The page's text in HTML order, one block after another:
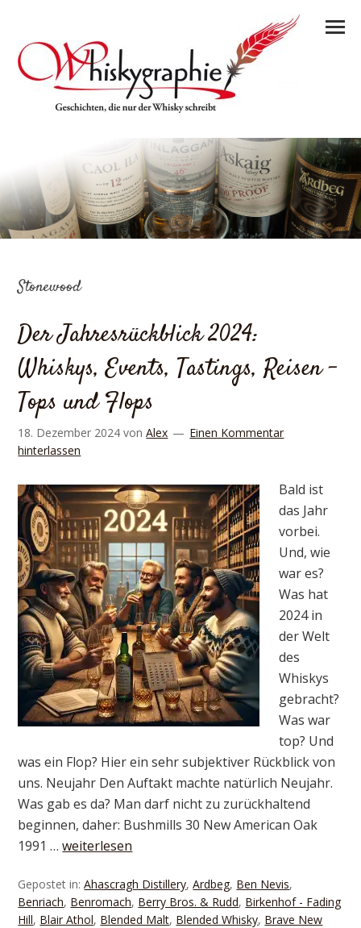
Stonewood
Der Jahresrückblick 2024:
Whiskys, Events, Tastings, Reisen –
Tops und Flops
18. Dezember 2024 vonAlex
Einen Kommentar
hinterlassen
Bald ist
das Jahr
vorbei.
Und, wie
war es?
Was hat
2024 in
der Welt
des
Whiskys
gebracht?
Was war
top? Und
was ein Flop? Hier ein sehr subjektiver Rückblick von
uns. Neujahr Den Auftakt machte natürlich Neujahr.
Was gab es da? Man darf nicht zu zurückhaltend
beginnen, daher: Bushmills 30 New American Oak
1991 …weiterlesen
Gepostet in:Ahascragh Distillery,Ardbeg, Ben Nevis,
Benriach, Benromach, Berry Bros. & Rudd, Birkenhof - Fading
Hill, Blair Athol, Blended Malt, Blended Whisky, Brave New